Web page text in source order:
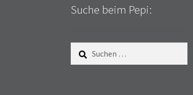
Suche beim Pepi:
nach: